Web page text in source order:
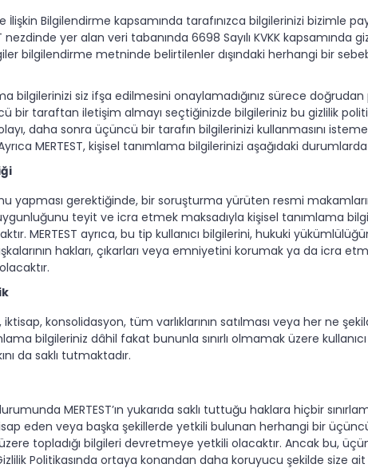
İlişkin Bilgilendirme kapsamında tarafınızca bilgilerinizi bizimle
nezdinde yer alan veri tabanında 6698 Sayılı KVKK kapsamında
bilgilendirme metninde belirtilenler dışındaki herhangi bir
bilgilerinizi siz ifşa edilmesini onaylamadığınız sürece
bir taraftan iletişim almayı seçtiğinizde bilgileriniz bu gizlilik
daha sonra üçüncü bir tarafın bilgilerinizi kullanmasını
MERTEST, kişisel tanımlama bilgilerinizi aşağıdaki
yapması gerektiğinde, bir soruşturma yürüten resmi
teyit ve icra etmek maksadıyla kişisel tanımlama
MERTEST ayrıca, bu tip kullanıcı bilgilerini, hukuki
hakları, çıkarları veya emniyetini korumak ya da icra
iktisap, konsolidasyon, tüm varlıklarının satılması veya her ne
bilgileriniz dâhil fakat bununla sınırlı olmamak üzere
da saklı tutmaktadır.
MERTEST’ın yukarıda saklı tuttuğu haklara hiçbir
eden veya başka şekillerde yetkili bulunan herhangi bir
üzere topladığı bilgileri devretmeye yetkili olacaktır. Ancak bu,
Politikasında ortaya konandan daha koruyucu şekilde size